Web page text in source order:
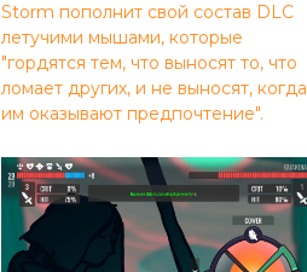
Storm пополнит свой состав DLC
летучими мышами, которые
"гордятся тем, что выносят то, что
ломает других, и не выносят, когда
им оказывают предпочтение".